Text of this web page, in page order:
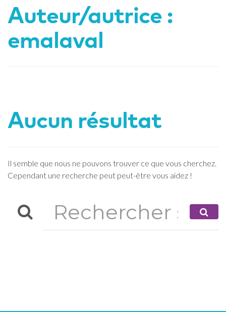
Auteur/autrice :
emalaval
Aucun résultat
Il semble que nous ne pouvons trouver ce que vous cherchez.
Cependant une recherche peut peut-être vous aidez !